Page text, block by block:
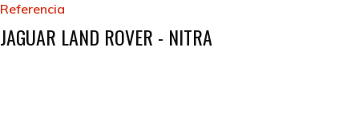
Referencia
JAGUAR LAND ROVER - NITRA